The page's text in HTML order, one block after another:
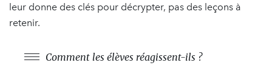
leur donne des clés pour décrypter, pas des leçons à
retenir.
Comment les élèves réagissent-ils ?